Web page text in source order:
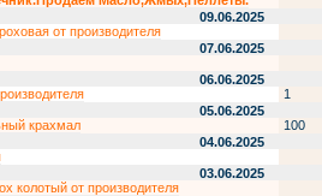
09.06.2025
от производителя
07.06.2025
06.06.2025
1
05.06.2025
крахмал
100
04.06.2025
03.06.2025
колотый от производителя